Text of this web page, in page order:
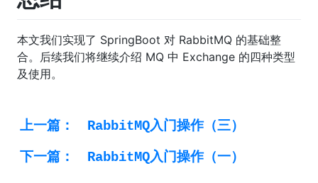
本文我们实现了 SpringBoot 对 RabbitMQ 的基础整
合。后续我们将继续介绍 MQ 中 Exchange 的四种类型
及使用。
上一篇：
RabbitMQ入门操作（三）
下一篇：
RabbitMQ入门操作（一）